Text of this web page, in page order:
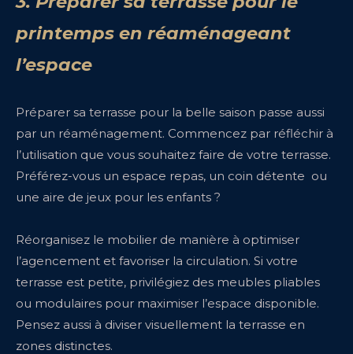
printemps en réaménageant
l’espace
Préparer sa terrasse pour la belle saison passe aussi
par un réaménagement. Commencez par réfléchir à
l’utilisation que vous souhaitez faire de votre terrasse.
Préférez-vous un espace repas, un coin détente ou
une aire de jeux pour les enfants ?
Réorganisez le mobilier de manière à optimiser
l’agencement et favoriser la circulation. Si votre
terrasse est petite, privilégiez des meubles pliables
ou modulaires pour maximiser l’espace disponible.
Pensez aussi à diviser visuellement la terrasse en
zones distinctes.